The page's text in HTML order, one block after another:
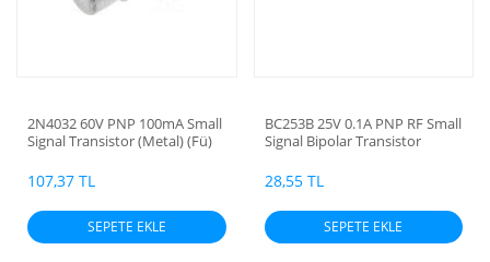
2N4032 60V PNP 100mA Small
Signal Transistor (Metal) (Fü)
107,37 TL
SEPETE EKLE
BC253B 25V 0.1A PNP RF Small
Signal Bipolar Transistor
28,55 TL
SEPETE EKLE